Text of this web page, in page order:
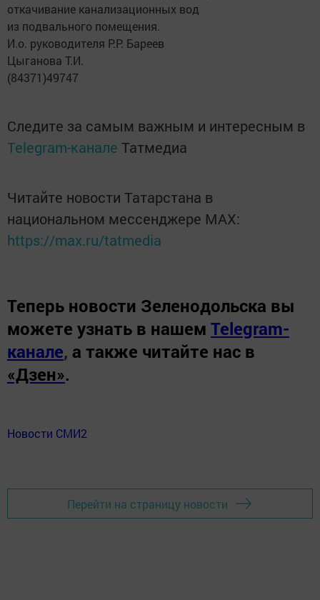
откачивание канализационных вод
из подвального помещения.
И.о. руководителя Р.Р. Бареев
Цыганова Т.И.
(84371)49747
Следите за самым важным и интересным в
Telegram-канале Татмедиа
Читайте новости Татарстана в
национальном мессенджере MАХ:
https://max.ru/tatmedia
Теперь новости Зеленодольска вы
можете узнать в нашем Telegram-
канале, а также читайте нас в
«Дзен».
Новости СМИ2
Перейти на страницу новости